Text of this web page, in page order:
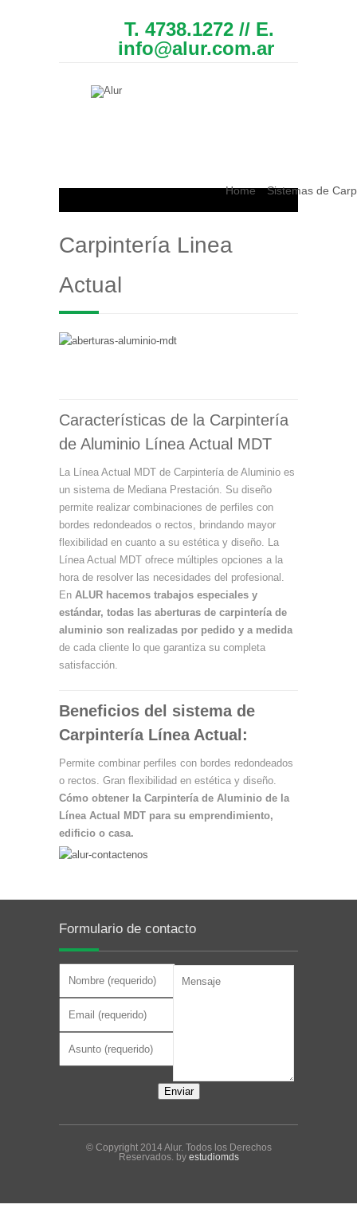
T. 4738.1272 // E.
info@alur.com.ar
Home Sistemas de
Carpintería Linea
Actual
Características de la Carpintería
de Aluminio Línea Actual MDT
La Línea Actual MDT de Carpintería de Aluminio es
un sistema de Mediana Prestación. Su diseño
permite realizar combinaciones de perfiles con
bordes redondeados o rectos, brindando mayor
flexibilidad en cuanto a su estética y diseño. La
Línea Actual MDT ofrece múltiples opciones a la
hora de resolver las necesidades del profesional.
En ALUR hacemos trabajos especiales y
estándar, todas las aberturas de carpintería de
aluminio son realizadas por pedido y a medida
de cada cliente lo que garantiza su completa
satisfacción.
Beneficios del sistema de
Carpintería Línea Actual:
Permite combinar perfiles con bordes redondeados
o rectos. Gran flexibilidad en estética y diseño.
Cómo obtener la Carpintería de Aluminio de la
Línea Actual MDT para su emprendimiento,
edificio o casa.
Formulario de contacto
© Copyright 2014 Alur. Todos los Derechos
Reservados. by estudiomds